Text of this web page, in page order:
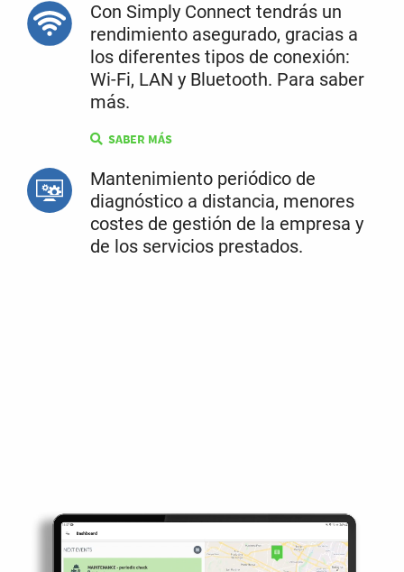
Con Simply Connect tendrás un
rendimiento asegurado, gracias a
los diferentes tipos de conexión:
Wi-Fi, LAN y Bluetooth. Para saber
más.
SABER MÁS
Mantenimiento periódico de
diagnóstico a distancia, menores
costes de gestión de la empresa y
de los servicios prestados.